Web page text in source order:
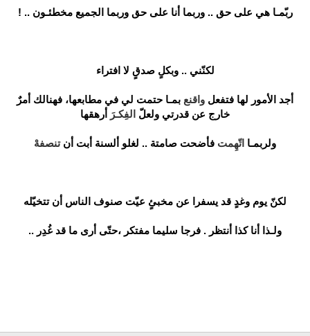
ربّمـا هي على حق .. وربما أنا على حق وربما الجميع مخطئـون .. !
لكنّني .. وبكلٍ صدقٍ لا افتراء
أجد الأمور لها فتفعل واقنع بمـا حتمت لي في مطابعها، فهنالك أمرٌ
خارج عن قدرتي ولعلّ الفِكـرَ أرهقها
ولربمـا اتّهِمت فأضحت صامتة .. لغلو ألسنة أبت أنتنصفهْ
لكنّ يوم وغدٍ قد يسفرا عن مخبئٍ عيّت صنوف الناس أن تتخيّله
ولـذا أنا كذا أنتظر . فرجا سليما مفتكر ،حتّى أرى ما قد غُدِر ..